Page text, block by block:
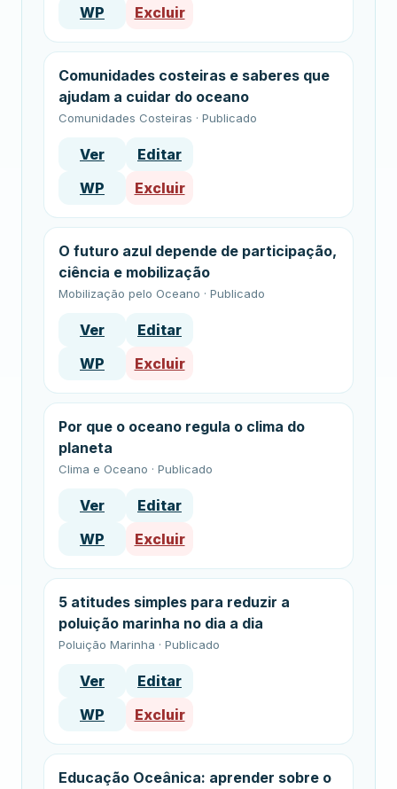
WP Excluir
Comunidades costeiras e saberes que
ajudam a cuidar do oceano
Comunidades Costeiras · Publicado
Ver
Editar
WP
Excluir
O futuro azul depende de participação,
ciência e mobilização
Mobilização pelo Oceano · Publicado
Ver
Editar
WP
Excluir
Por que o oceano regula o clima do
planeta
Clima e Oceano · Publicado
Ver
Editar
WP
Excluir
5 atitudes simples para reduzir a
poluição marinha no dia a dia
Poluição Marinha · Publicado
Ver
Editar
WP
Excluir
Educação Oceânica: aprender sobre o